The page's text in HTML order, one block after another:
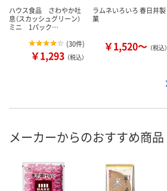
ハウス食品 さわやか吐
息（スカッシュグリーン）
ミニ 1パック…
(30件)
￥1,293 （税込）
ラムネいろいろ 春日井製
菓
￥1,520～ （税込）
メーカーからのおすすめ商品